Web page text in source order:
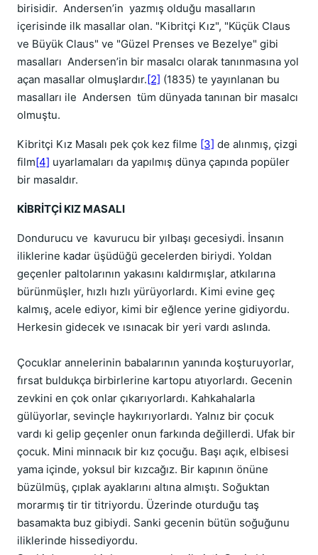
birisidir. Andersen’in yazmış olduğu masalların
içerisinde ilk masallar olan. "Kibritçi Kız", "Küçük Claus
ve Büyük Claus" ve "Güzel Prenses ve Bezelye" gibi
masalları Andersen’in bir masalcı olarak tanınmasına yol
açan masallar olmuşlardır.[2] (1835) te yayınlanan bu
masalları ile Andersen tüm dünyada tanınan bir masalcı
olmuştu.
Kibritçi Kız Masalı pek çok kez filme [3] de alınmış, çizgi
film[4] uyarlamaları da yapılmış dünya çapında popüler
bir masaldır.
KİBRİTÇİ KIZ MASALI
Dondurucu ve kavurucu bir yılbaşı gecesiydi. İnsanın
iliklerine kadar üşüdüğü gecelerden biriydi. Yoldan
geçenler paltolarının yakasını kaldırmışlar, atkılarına
bürünmüşler, hızlı hızlı yürüyorlardı. Kimi evine geç
kalmış, acele ediyor, kimi bir eğlence yerine gidiyordu.
Herkesin gidecek ve ısınacak bir yeri vardı aslında.
Çocuklar annelerinin babalarının yanında koşturuyorlar,
fırsat buldukça birbirlerine kartopu atıyorlardı. Gecenin
zevkini en çok onlar çıkarıyorlardı. Kahkahalarla
gülüyorlar, sevinçle haykırıyorlardı. Yalnız bir çocuk
vardı ki gelip geçenler onun farkında değillerdi. Ufak bir
çocuk. Mini minnacık bir kız çocuğu. Başı açık, elbisesi
yama içinde, yoksul bir kızcağız. Bir kapının önüne
büzülmüş, çıplak ayaklarını altına almıştı. Soğuktan
morarmış tir tir titriyordu. Üzerinde oturduğu taş
basamakta buz gibiydi. Sanki gecenin bütün soğuğunu
iliklerinde hissediyordu.